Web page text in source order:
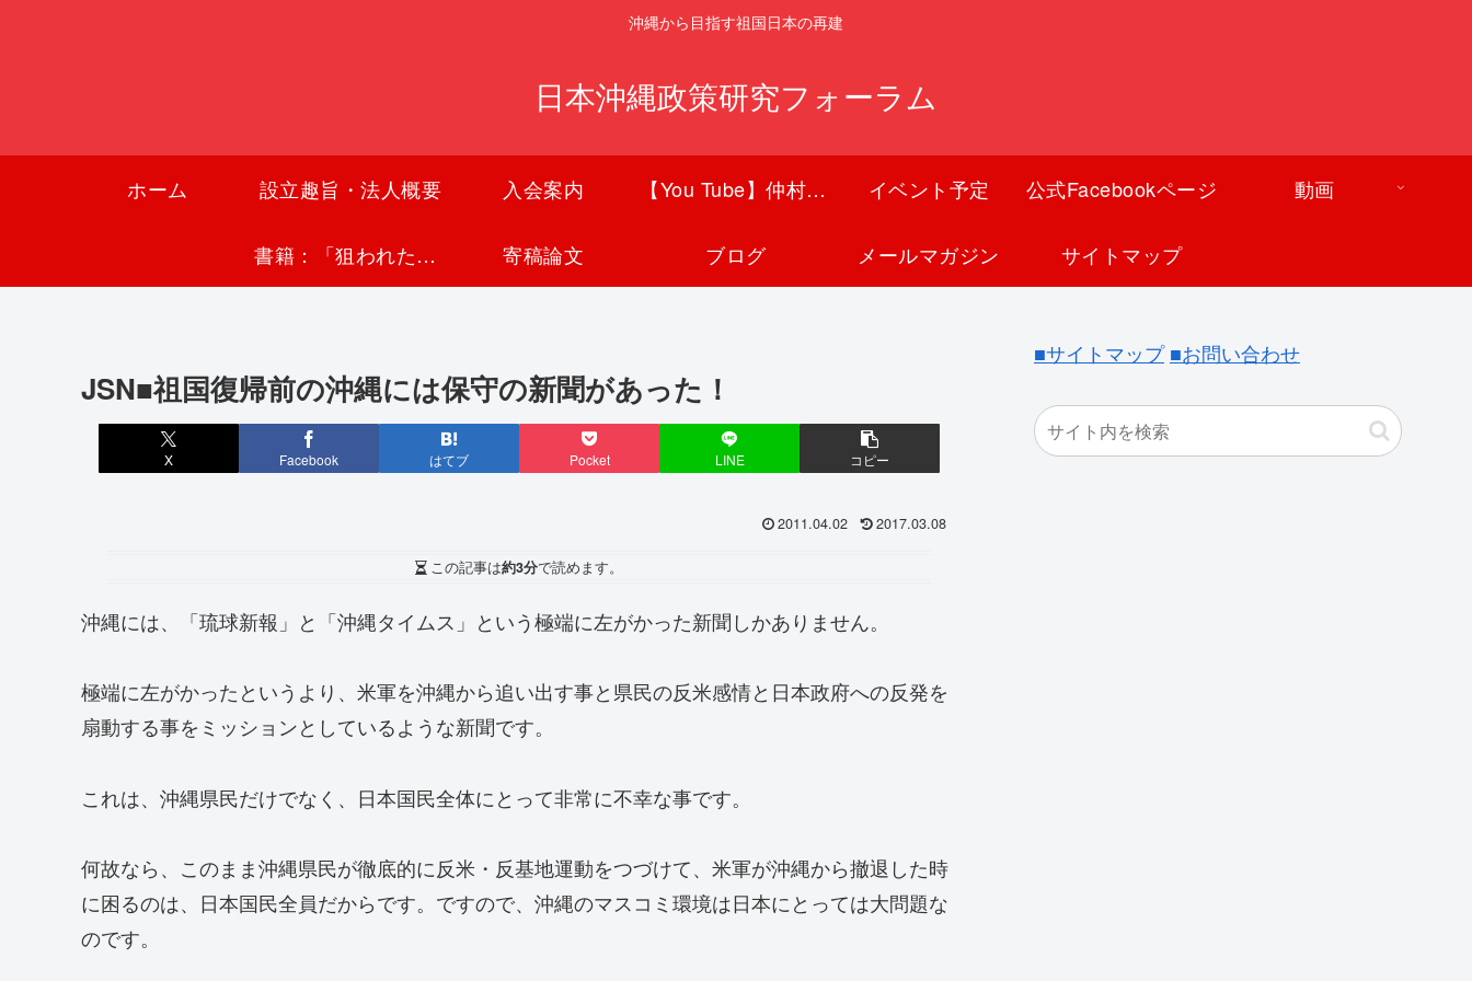
沖縄から目指す祖国日本の再建
日本沖縄政策研究フォーラム
ホーム 設立趣旨・法人概要 入会案内 【You Tube】仲村覚チャンネル イベント予定 公式Facebookページ 動画
書籍：「狙われた沖縄〜真実の沖縄史が日本を救う〜」 寄稿論文 ブログ メールマガジン サイトマップ
JSN■祖国復帰前の沖縄には保守の新聞があった！
X Facebook はてブ Pocket LINE コピー
2011.04.02 2017.03.08
この記事は約3分で読めます。
沖縄には、「琉球新報」と「沖縄タイムス」という極端に左がかった新聞しかありません。
極端に左がかったというより、米軍を沖縄から追い出す事と県民の反米感情と日本政府への反発を
扇動する事をミッションとしているような新聞です。
これは、沖縄県民だけでなく、日本国民全体にとって非常に不幸な事です。
何故なら、このまま沖縄県民が徹底的に反米・反基地運動をつづけて、米軍が沖縄から撤退した時
に困るのは、日本国民全員だからです。ですので、沖縄のマスコミ環境は日本にとっては大問題な
のです。
■サイトマップ ■お問い合わせ